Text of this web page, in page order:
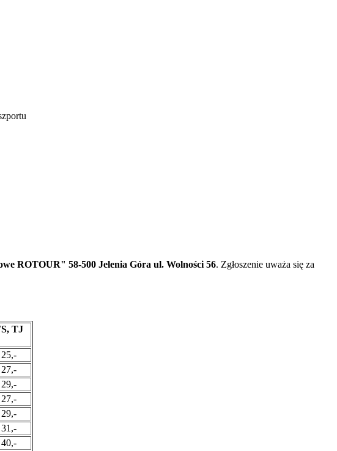
ROTOUR" 58-500 Jelenia Góra ul. Wolności 56. Zgłoszenie uważa się za
TJ
25,-
27,-
29,-
27,-
29,-
31,-
40,-